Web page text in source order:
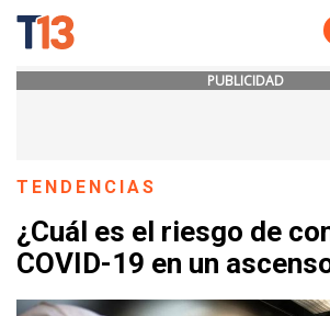
PUBLICIDAD
TENDENCIAS
¿Cuál es el riesgo de
COVID-19 en un